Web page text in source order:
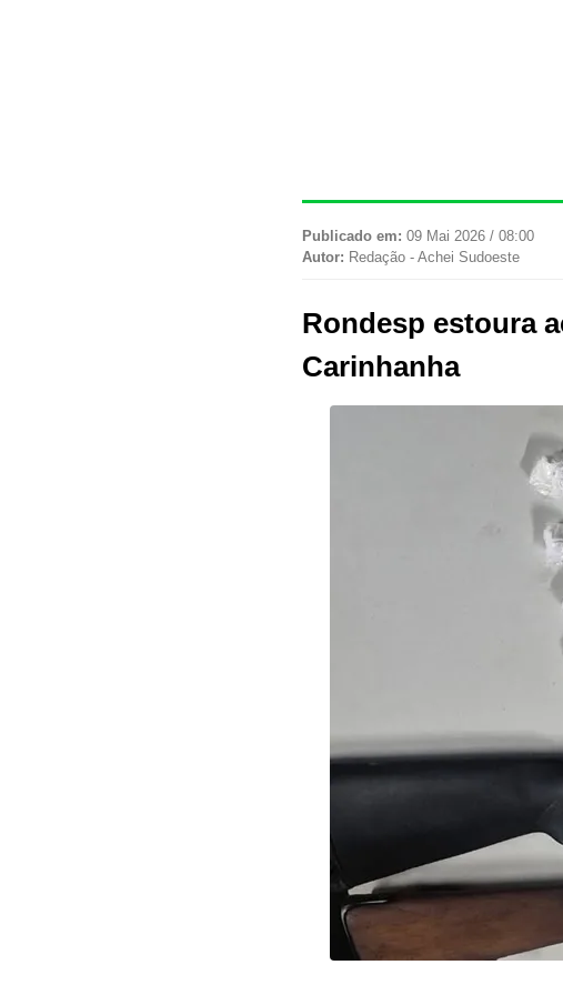
Publicado em: 09 Mai 2026 / 08:00
Autor: Redação - Achei Sudoeste
Rondesp estoura
Carinhanha